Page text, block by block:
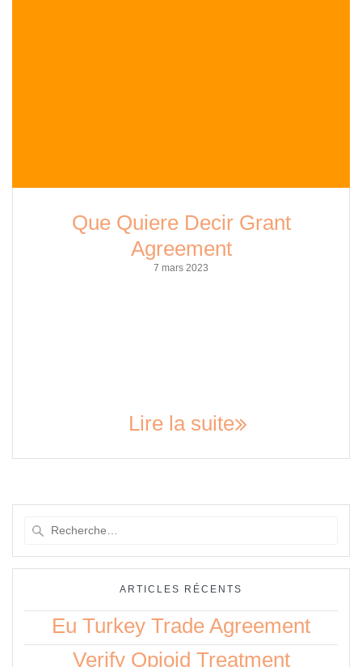
Que Quiere Decir Grant
Agreement
7 mars 2023
Lire la suite
:
ARTICLES RÉCENTS
Eu Turkey Trade Agreement
Verify Opioid Treatment